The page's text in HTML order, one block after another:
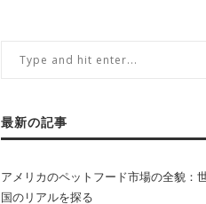
最新の記事
アメリカのペットフード市場の全貌：
国のリアルを探る